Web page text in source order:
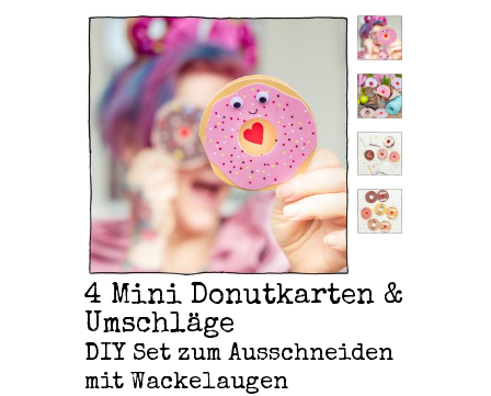
4 Mini Donutkarten &
Umschläge
DIY Set zum Ausschneiden
mit Wackelaugen